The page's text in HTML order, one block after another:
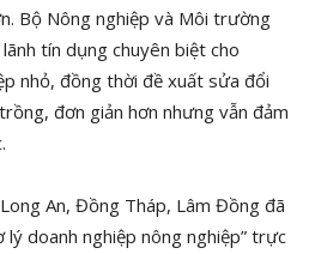
Bộ Nông nghiệp và Môi trường
tín dụng chuyên biệt cho
nhỏ, đồng thời đề xuất sửa đổi
đơn giản hơn nhưng vẫn đảm
An, Đồng Tháp, Lâm Đồng đã
doanh nghiệp nông nghiệp” trực